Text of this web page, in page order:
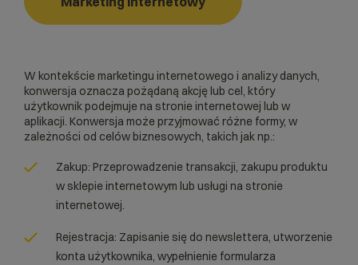
W kontekście marketingu internetowego i analizy danych,
konwersja oznacza pożądaną akcję lub cel, który
użytkownik podejmuje na stronie internetowej lub w
aplikacji. Konwersja może przyjmować różne formy, w
zależności od celów biznesowych, takich jak np.:
Zakup: Przeprowadzenie transakcji, zakupu produktu
wsklepie internetowym lub usługi na stronie
internetowej.
Rejestracja: Zapisanie się do newslettera, utworzenie
konta użytkownika, wypełnienie formularza